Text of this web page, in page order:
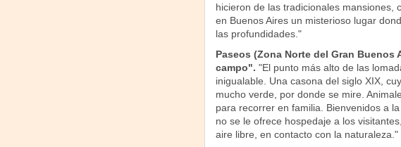
hicieron de las tradicionales mansiones,
en Buenos Aires un misterioso lugar
las profundidades."
Paseos (Zona Norte del Gran Buenos
campo". "El punto más alto de las
inigualable. Una casona del siglo XIX,
mucho verde, por donde se mire.
para recorrer en familia. Bienvenidos a
no se le ofrece hospedaje a los
aire libre, en contacto con la naturaleza."